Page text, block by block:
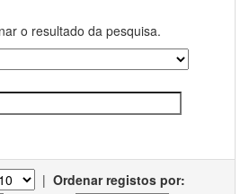
o resultado da pesquisa.
| Ordenar registos por: